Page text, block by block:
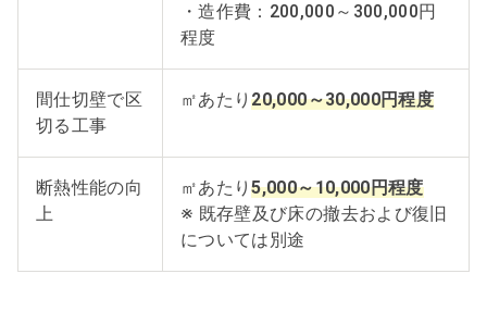
・造作費：200,000～300,000円
程度
間仕切壁で区
切る工事
㎡あたり20,000～30,000円程度
断熱性能の向
上
㎡あたり5,000～10,000円程度
※ 既存壁及び床の撤去および復旧
については別途